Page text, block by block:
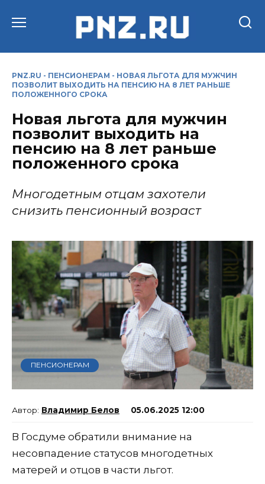
PNZ.RU - ПЕНСИОНЕРАМ - НОВАЯ ЛЬГОТА ДЛЯ МУЖЧИН
ПОЗВОЛИТ ВЫХОДИТЬ НА ПЕНСИЮ НА 8 ЛЕТ РАНЬШЕ
ПОЛОЖЕННОГО СРОКА
Новая льгота для мужчин
позволит выходить на
пенсию на 8 лет раньше
положенного срока
Многодетным отцам захотели
снизить пенсионный возраст
ПЕНСИОНЕРАМ
Владимир Белов 05.06.2025 12:00
В Госдуме обратили внимание на
несовпадение статусов многодетных
матерей и отцов в части льгот.